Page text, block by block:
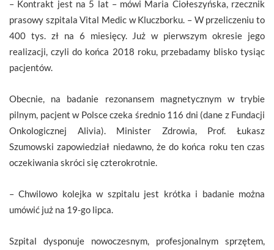
– Kontrakt jest na 5 lat – mówi Maria Ciołeszyńska, rzecznik
prasowy szpitala Vital Medic w Kluczborku. – W przeliczeniu to
400 tys. zł na 6 miesięcy. Już w pierwszym okresie jego
realizacji, czyli do końca 2018 roku, przebadamy blisko tysiąc
pacjentów.
Obecnie, na badanie rezonansem magnetycznym w trybie
pilnym, pacjent w Polsce czeka średnio 116 dni (dane z Fundacji
Onkologicznej Alivia). Minister Zdrowia, Prof. Łukasz
Szumowski zapowiedział niedawno, że do końca roku ten czas
oczekiwania skróci się czterokrotnie.
– Chwilowo kolejka w szpitalu jest krótka i badanie można
umówić już na 19-go lipca.
Szpital dysponuje nowoczesnym, profesjonalnym sprzętem,